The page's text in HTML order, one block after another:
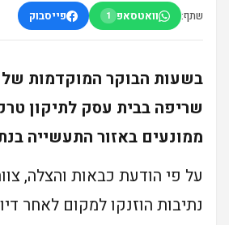
שתף: וואטסאפ 1 פייסבוק
בשעות הבוקר המוקדמות
שריפה בבית עסק לתיקון
ממונעים באזור התעשייה
על פי הודעת כבאות והצלה,
נתיבות הוזנקו למקום לאחר